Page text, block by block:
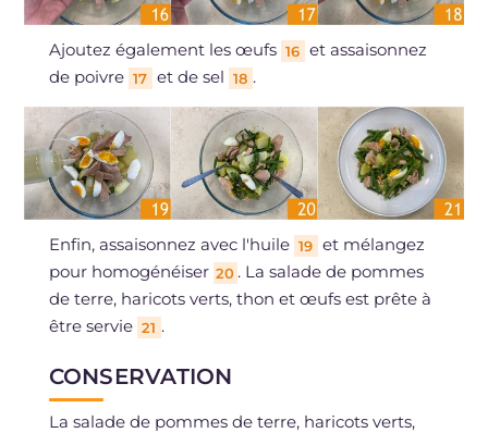
Ajoutez également les œufs 16 et assaisonnez
de poivre 17 et de sel 18 .
Enfin, assaisonnez avec l'huile 19 et mélangez
pour homogénéiser 20 . La salade de pommes
de terre, haricots verts, thon et œufs est prête à
être servie 21 .
CONSERVATION
La salade de pommes de terre, haricots verts,